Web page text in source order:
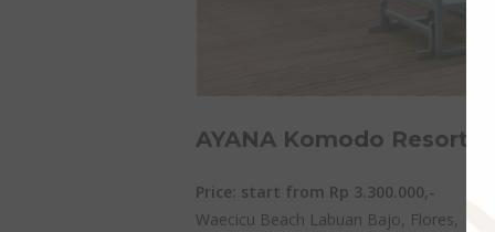
AYANA Komodo Resort
Price: start from Rp 3.300.000,-
Waecicu Beach Labuan Bajo, Flores,